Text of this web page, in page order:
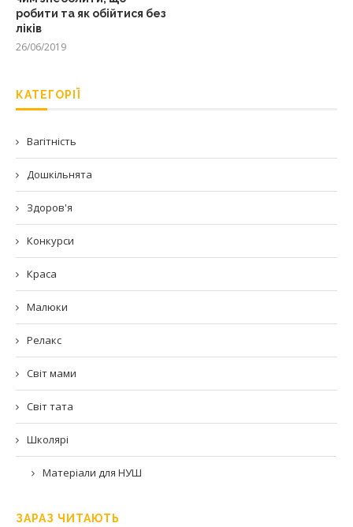
робити та як обійтися без
ліків
26/06/2019
КАТЕГОРІЇ
Вагітність
Дошкільнята
Здоров'я
Конкурси
Краса
Малюки
Релакс
Світ мами
Світ тата
Школярі
Матеріали для НУШ
ЗАРАЗ ЧИТАЮТЬ